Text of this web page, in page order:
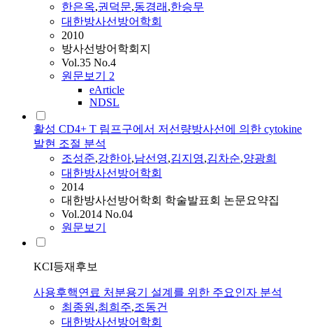
한은옥,권덕문,동경래 ,한승무
대한방사선방어학회
2010
방사선방어학회지
Vol.35 No.4
원문보기 2
eArticle
NDSL
활성 CD4+ T 림프구에서 저선량방사선에 의한 cytokine
발현 조절 분석
조성준,강한아,남선영,김지영,김차순,양광희
대한방사선방어학회
2014
대한방사선방어학회 학술발표회 논문요약집
Vol.2014 No.04
원문보기
KCI등재후보
사용후핵연료 처분용기 설계를 위한 주요인자 분석
최종원,최희주,조동건
대한방사선방어학회